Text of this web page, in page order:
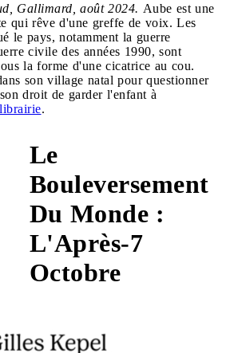
Gallimard, août 2024. Aube est une
qui rêve d'une greffe de voix. Les
le pays, notamment la guerre
civile des années 1990, sont
la forme d'une cicatrice au cou.
son village natal pour questionner
droit de garder l'enfant à
.
Le
Bouleversement
Du Monde :
L'Après-7
Octobre